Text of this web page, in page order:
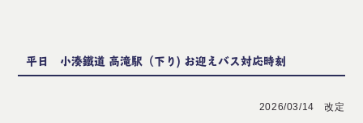
平日 小湊鐵道 高滝駅（下り) お迎えバス対応時刻
2026/03/14 改定